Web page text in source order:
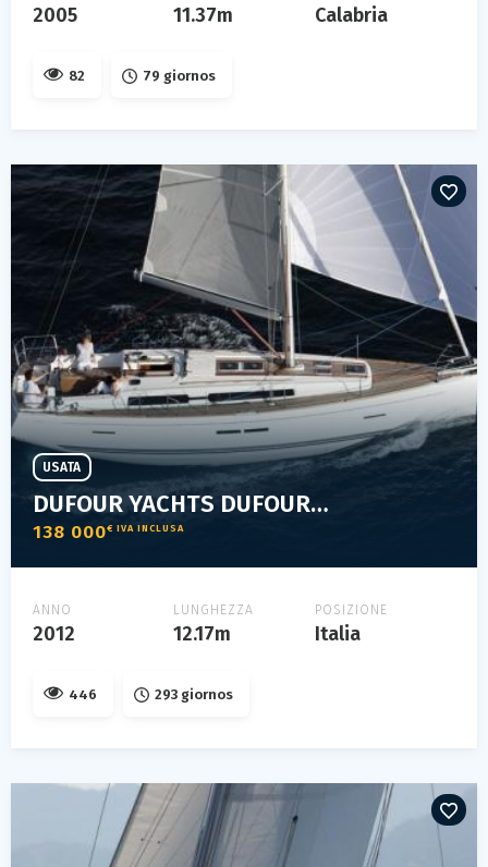
2005 11.37m Calabria
82 79 giornos
DUFOUR YACHTS DUFOUR 405 G.L.
138 000€ IVA INCLUSA
USATA
ANNO
2012
LUNGHEZZA
12.17m
POSIZIONE
Italia
446 293 giornos